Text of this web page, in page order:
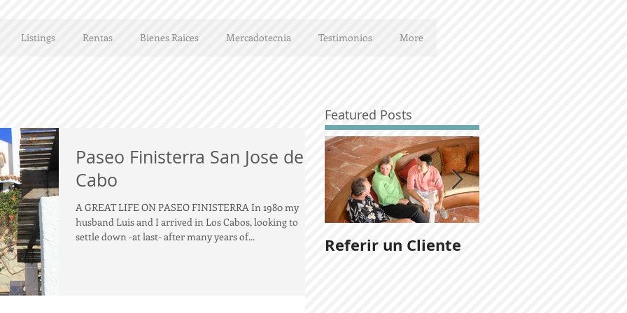
Listings Rentas Bienes Raices Mercadotecnia Testimonios More
Featured Posts
Paseo Finisterra San Jose del
Cabo
A GREAT LIFE ON PASEO FINISTERRA In 1980 my
husband Luis and I arrived in Los Cabos, looking to
settle down -at last- after many years of...
Referir un Cliente